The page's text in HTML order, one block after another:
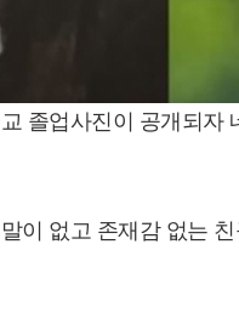
졸업사진이 공개되자
이 없고 존재감 없는